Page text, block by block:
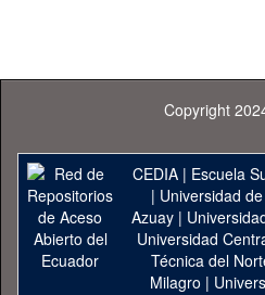
Copyright
CEDIA| Escuela
| Universidad
Azuay|
Universidad
Técnica del
Milagro |